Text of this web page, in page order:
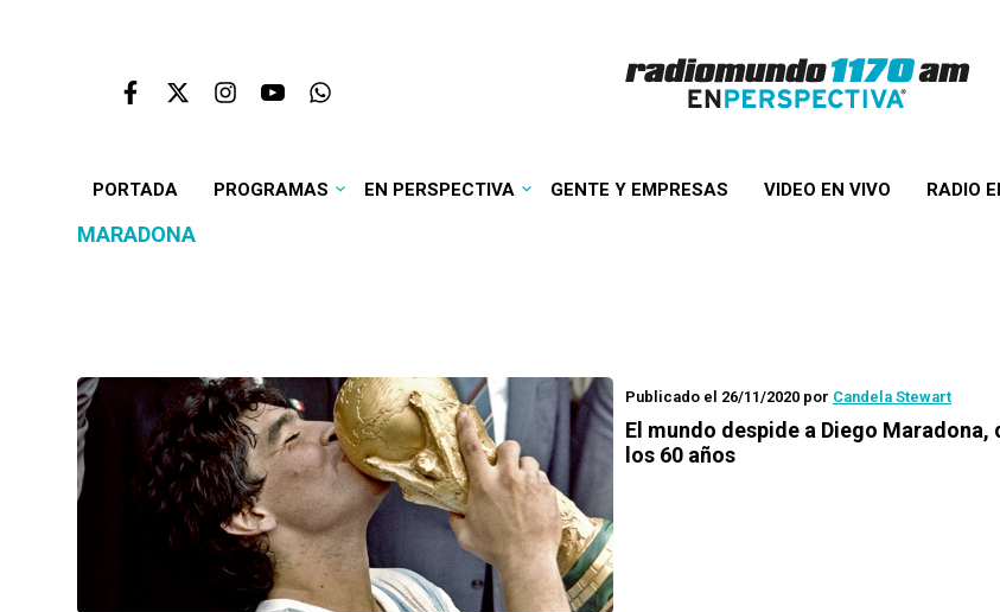
PORTADA PROGRAMAS EN PERSPECTIVA GENTE Y EMPRESAS VIDEO EN VIVO RADIO
MARADONA
Publicado el 26/11/2020 por Candela Stewart
El mundo despide a Diego Maradona,
los 60 años